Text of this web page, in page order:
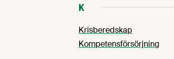
K
Krisberedskap
Kompetensförsörjning